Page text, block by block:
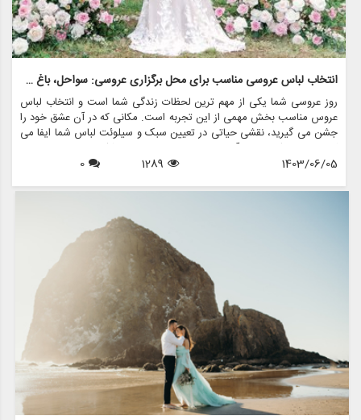
انتخاب لباس عروسی مناسب برای محل برگزاری عروسی: سواحل، باغ ها و سالن های رقص
روز عروسی شما یکی از مهم ترین لحظات زندگی شما است و انتخاب لباس
عروس مناسب بخش مهمی از این تجربه است. مکانی که در آن عشق خود را
جشن می گیرید، نقشی حیاتی در تعیین سبک و سیلوئت لباس شما ایفا می
کند. چه در یک ساحل آفتاب زده، چه در باغی پر از شکوفه، یا در دیوارهای
زیبای یک سالن رقص بگویید «من می کنم»، لباس شما نه تنها باید سبک
این مقاله به بررسی نحوه انتخاب لباس عروس مناسب برای سالن های
1403/06/05
1289
0